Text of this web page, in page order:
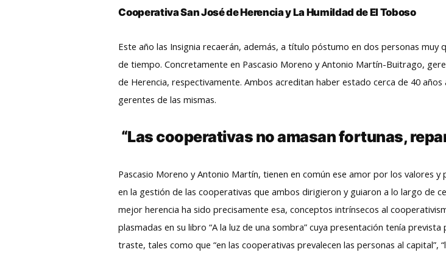
Cooperativa San José de Herencia y La Humildad de El Toboso
Este año las Insignia recaerán, además, a título póstumo en dos personas
de tiempo. Concretamente en Pascasio Moreno y Antonio Martín-Buitrago,
de Herencia, respectivamente. Ambos acreditan haber estado cerca de 40
gerentes de las mismas.
“Las cooperativas no amasan fortunas,
Pascasio Moreno y Antonio Martín, tienen en común ese amor por los valores
en la gestión de las cooperativas que ambos dirigieron y guiaron a lo largo de
mejor herencia ha sido precisamente esa, conceptos intrínsecos al
plasmadas en su libro “A la luz de una sombra” cuya presentación tenía
traste, tales como que “en las cooperativas prevalecen las personas al